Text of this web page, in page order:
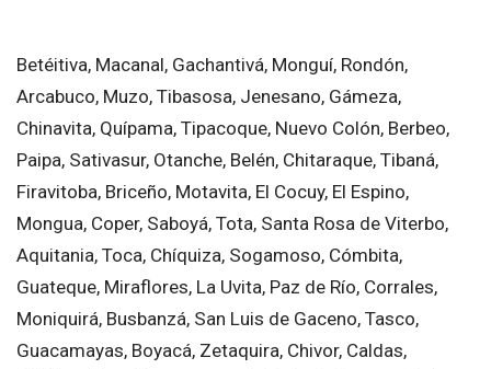
Betéitiva, Macanal, Gachantivá, Monguí, Rondón,
Arcabuco, Muzo, Tibasosa, Jenesano, Gámeza,
Chinavita, Quípama, Tipacoque, Nuevo Colón, Berbeo,
Paipa, Sativasur, Otanche, Belén, Chitaraque, Tibaná,
Firavitoba, Briceño, Motavita, El Cocuy, El Espino,
Mongua, Coper, Saboyá, Tota, Santa Rosa de Viterbo,
Aquitania, Toca, Chíquiza, Sogamoso, Cómbita,
Guateque, Miraflores, La Uvita, Paz de Río, Corrales,
Moniquirá, Busbanzá, San Luis de Gaceno, Tasco,
Guacamayas, Boyacá, Zetaquira, Chivor, Caldas,